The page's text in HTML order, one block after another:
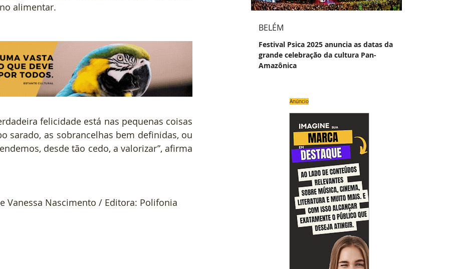
alimentar.
felicidade está nas pequenas coisas
sarado, as sobrancelhas bem definidas, ou
desde tão cedo, a valorizar”, afirma
Vanessa Nascimento / Editora: Polifonia
BELÉM
Festival Psica 2025 anuncia as datas da
grande celebração da cultura Pan-
Amazônica
Anúncio